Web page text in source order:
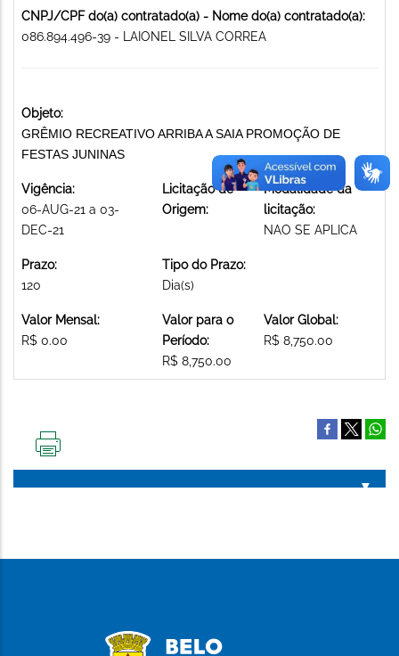
CNPJ/CPF do(a) contratado(a) - Nome do(a) contratado(a):
086.894.496-39 - LAIONEL SILVA CORREA
Objeto:
GRÊMIO RECREATIVO ARRIBA A SAIA PROMOÇÃO DE
FESTAS JUNINAS
Vigência:
06-AUG-21 a 03-
DEC-21
Licitação de
Origem:
Modalidade da
licitação:
NAO SE APLICA
Prazo:
120
Tipo do Prazo:
Dia(s)
Valor Mensal:
R$ 0.00
Valor para o
Período:
R$ 8,750.00
Valor Global:
R$ 8,750.00
PÁGINA